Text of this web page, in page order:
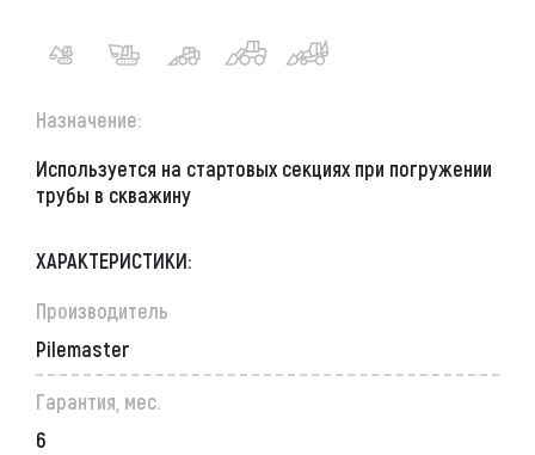
Назначение:
Используется на стартовых секциях при погружении
трубы в скважину
ХАРАКТЕРИСТИКИ:
Производитель
Pilemaster
Гарантия, мес.
6